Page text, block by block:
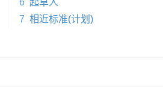
6 起草人
7 相近标准(计划)